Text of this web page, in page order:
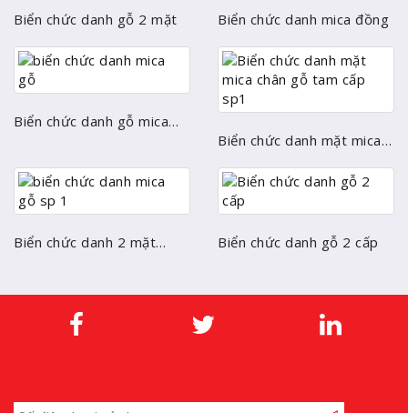
Biển chức danh gỗ 2 mặt Biển chức danh mica đồng
Biển chức danh gỗ mica
Biển chức danh mặt mica
Biển chức danh 2 mặt
Biển chức danh gỗ 2 cấp